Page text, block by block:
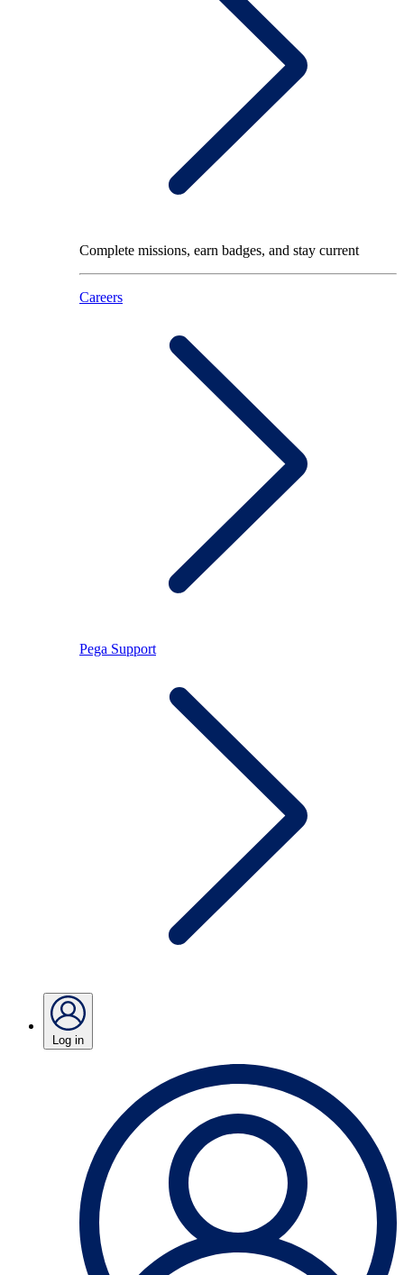
Complete missions, earn badges, and stay current
Careers
Pega Support
Log in